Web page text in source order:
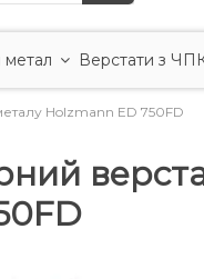
метал Верстати з
Holzmann ED 750FD